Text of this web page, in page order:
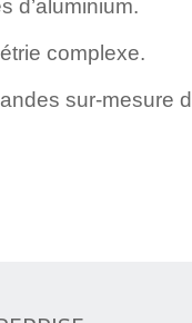
d’aluminium.
complexe.
sur-mesure